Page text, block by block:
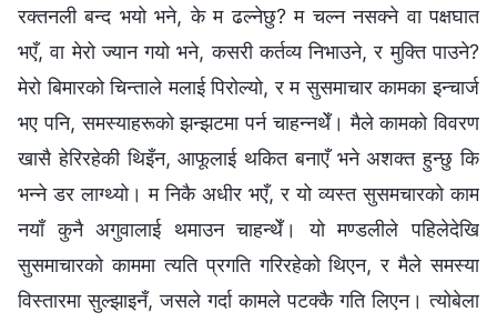
रक्तनली बन्द भयो भने, के म ढल्नेछु? म चल्न नसक्ने वा पक्षघात
भएँ, वा मेरो ज्यान गयो भने, कसरी कर्तव्य निभाउने, र मुक्ति पाउने?
मेरो बिमारको चिन्ताले मलाई पिरोल्यो, र म सुसमाचार कामका इन्चार्ज
भए पनि, समस्याहरूको झन्झटमा पर्न चाहन्नथेँ। मैले कामको विवरण
खासै हेरिरहेकी थिइँन, आफूलाई थकित बनाएँ भने अशक्त हुन्छु कि
भन्‍ने डर लाग्थ्यो। म निकै अधीर भएँ, र यो व्यस्त सुसमचारको काम
नयाँ कुनै अगुवालाई थमाउन चाहन्थेँ। यो मण्डलीले पहिलेदेखि
सुसमाचारको काममा त्यति प्रगति गरिरहेको थिएन, र मैले समस्या
विस्तारमा सुल्झाइनँ, जसले गर्दा कामले पटक्कै गति लिएन। त्योबेला